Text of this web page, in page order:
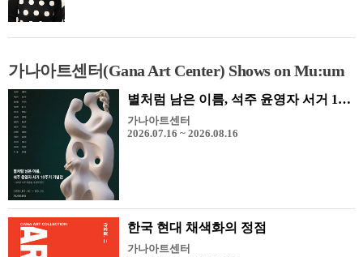
가나아트센터(Gana Art Center) Shows on Mu:um
별처럼 남은 이름, 석주 윤영자 서거 10주기 기념전 - 그리고 석주 미술상 수상 작가전
가나아트센터
2026.07.16 ~ 2026.08.16
한국 현대 채색화의 정점
가나아트센터